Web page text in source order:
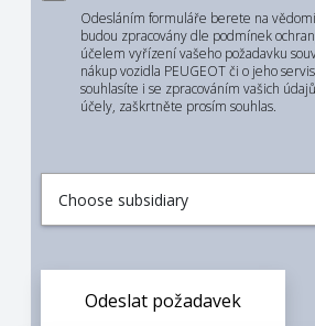
Odesláním formuláře berete na
budou zpracovány dle podmínek
účelem vyřízení vašeho požadavku
nákup vozidla PEUGEOT či o jeho
souhlasíte i se zpracováním vašich
účely, zaškrtněte prosím souhlas.
Odeslat požadavek